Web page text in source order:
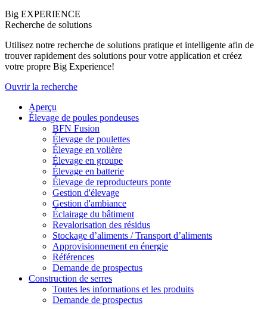
Big EXPERIENCE
Recherche de solutions
Utilisez notre recherche de solutions pratique et intelligente afin de
trouver rapidement des solutions pour votre application et créez
votre propre Big Experience!
Ouvrir la recherche
Aperçu
Élevage de poules pondeuses
BFN Fusion
Élevage de poulettes
Élevage en volière
Élevage en groupe
Élevage en batterie
Élevage de reproducteurs ponte
Gestion d'élevage
Gestion d'ambiance
Éclairage du bâtiment
Revalorisation des résidus
Stockage d’aliments / Transport d’aliments
Approvisionnement en énergie
Références
Demande de prospectus
Construction de serres
Toutes les informations et les produits
Demande de prospectus